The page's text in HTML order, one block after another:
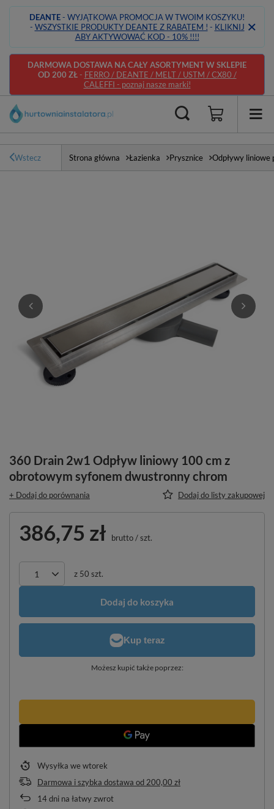
DEANTE- WYJĄTKOWA PROMOCJA W TWOIM KOSZYKU!
- WSZYSTKIE PRODUKTY DEANTE Z RABATEM ! - KLIKNIJ
ABY AKTYWOWAĆ KOD - 10% !!!!
DARMOWA DOSTAWA NA CAŁY ASORTYMENT W SKLEPIE
OD 200 ZŁ- FERRO / DEANTE / MELT / USTM / CX80 /
CALEFFI - poznaj nasze marki!
Wstecz Strona główna Łazienka Prysznice Odpływy liniowe
360 Drain 2w1 Odpływ liniowy 100 cm z
obrotowym syfonem dwustronny chrom
+ Dodaj do porównania Dodaj do listy zakupowej
386,75 zł brutto/szt.
z 50 szt.
Dodaj do koszyka
Możesz kupić także poprzez:
Wysyłka we wtorek
Darmowa i szybka dostawa od 200,00 zł
14dni na łatwy zwrot